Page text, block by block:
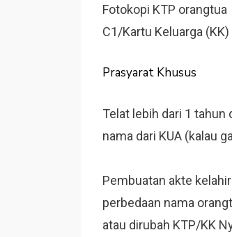
Fotokopi KTP orangtua
C1/Kartu Keluarga
Prasyarat Khusus
Telat lebih dari 1
nama dari KUA (kalau
Pembuatan akte
perbedaan nama
atau dirubah KTP/KK